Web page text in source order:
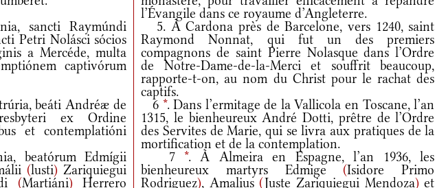
l’Évangile dans ce royaume d’Angleterre.
sancti Raymúndi
Petri Nolásci sócios
a Mercéde, multa
captivórum
5. À Cardona près de Barcelone, vers 1240, saint
Raymond Nonnat, qui fut un des premiers
compagnons de saint Pierre Nolasque dans l’Ordre
de Notre-Dame-de-la-Merci et souffrit beaucoup,
rapporte-t-on, au nom du Christ pour le rachat des
captifs.
beáti Andréæ de
ex Ordine
et contemplatióni
6 *. Dans l’ermitage de la Vallicola en Toscane, l’an
1315, le bienheureux André Dotti, prêtre de l’Ordre
des Servites de Marie, qui se livra aux pratiques de la
mortification et de la contemplation.
beatórum Edmígii
(lusti) Zariquiegui
(Martiáni) Herrero
7 *. À Almeira en Espagne, l’an 1936, les
bienheureux martyrs Edmige(Isidore Primo
Rodriguez), Amalius(Juste Zariquiegui Mendoza) et